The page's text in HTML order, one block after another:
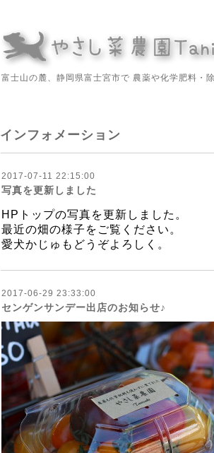
富士山の麓、静岡県富士宮市で 農薬や化学肥料・
インフォメーション
2017-07-11 22:15:00
写真を更新しました
HPトップの写真を更新しました。
最近の畑の様子をご覧ください。
愛犬かじゅもどうぞよろしく。
2017-06-29 23:33:00
センゲンサンデー出店のお知らせ♪